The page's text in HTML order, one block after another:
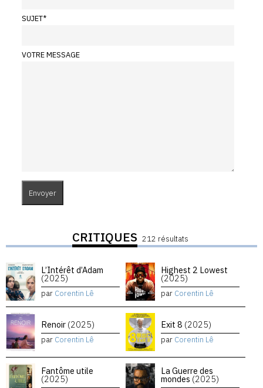
SUJET*
VOTRE MESSAGE
CRITIQUES 212 résultats
L’Intérêt d’Adam
(2025)
par Corentin Lê
Highest 2 Lowest
(2025)
par Corentin Lê
Renoir (2025)
par Corentin Lê
Exit 8 (2025)
par Corentin Lê
Fantôme utile
(2025)
La Guerre des
mondes (2025)